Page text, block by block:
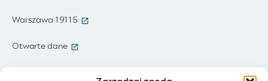
Warszawa 19115 (otwiera się w nowym oknie)
Otwarte dane